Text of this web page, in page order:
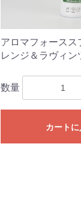
アロマフォースス
レンジ＆ラヴィン
数量
カート